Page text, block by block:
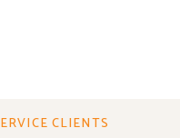
ERVICE CLIENTS